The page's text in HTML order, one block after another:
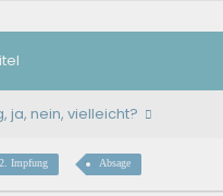
ja, nein, vielleicht?
2. Impfung Absage